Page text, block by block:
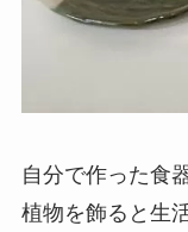
自分で作った食
植物を飾ると生